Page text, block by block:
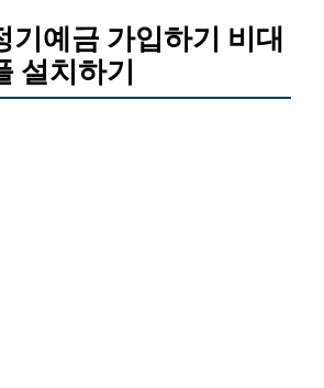
기예금 가입하기 비대
설치하기